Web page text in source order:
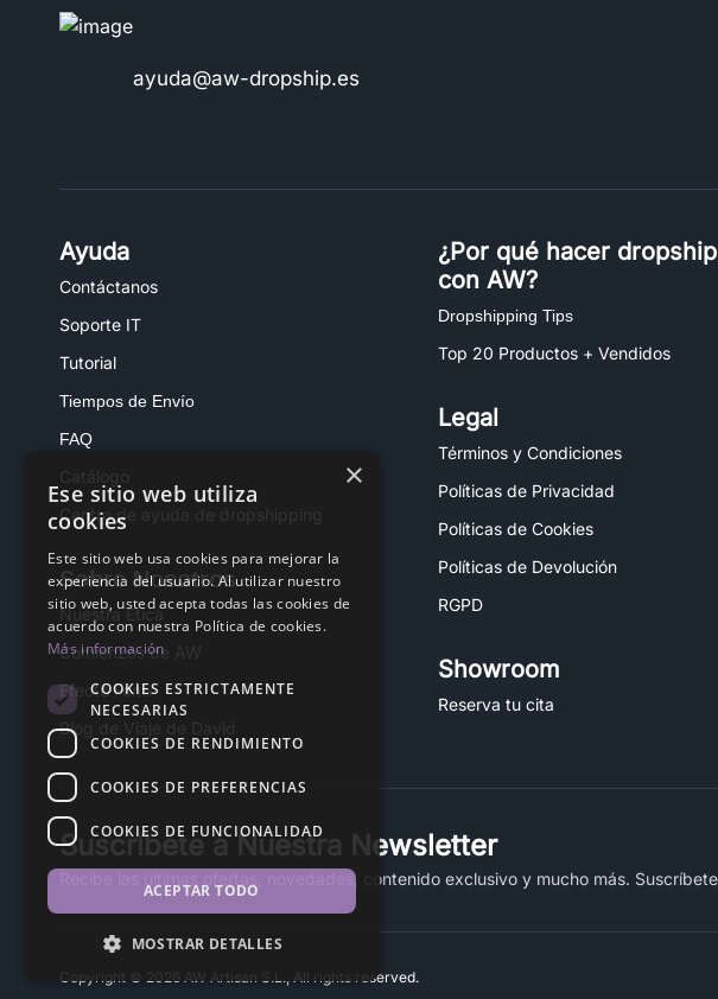
ayuda@aw-dropship.es
Ayuda
Contáctanos
Soporte IT
Tutorial
Tiempos de Envío
FAQ
Centro de ayuda de dropshipping
Sobre Nosotros
Nuestra Ética
Comienzos de AW
Efecto Fénix
Blog de Viaje de David
¿Por qué hacer
con AW?
Dropshipping Tips
Top 20 Productos + Vendidos
Legal
Términos y Condiciones
Políticas de Privacidad
Políticas de Cookies
Políticas de Devolución
RGPD
Showroom
Reserva tu cita
Suscríbete a Nuestra Newsletter
Recibe las últimas ofertas, novedades, contenido exclusivo y mucho más.
Copyright © 2026 AW Artisan S.L., All rights reserved.
×
Ese sitio web utiliza
cookies
Este sitio web usa cookies para mejorar la
experiencia del usuario. Al utilizar nuestro
sitio web, usted acepta todas las cookies de
acuerdo con nuestra Política de cookies.
Más información
COOKIES ESTRICTAMENTE
NECESARIAS
COOKIES DE RENDIMIENTO
COOKIES DE PREFERENCIAS
COOKIES DE FUNCIONALIDAD
ACEPTAR TODO
MOSTRAR DETALLES